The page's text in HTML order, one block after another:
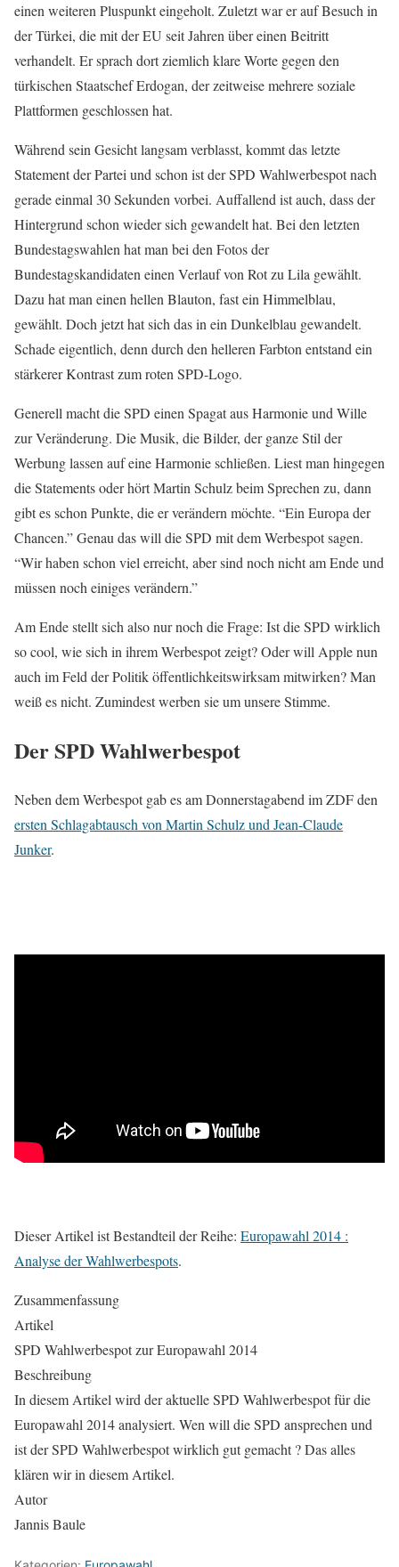
einen weiteren Pluspunkt eingeholt. Zuletzt war er auf Besuch in
der Türkei, die mit der EU seit Jahren über einen Beitritt
verhandelt. Er sprach dort ziemlich klare Worte gegen den
türkischen Staatschef Erdogan, der zeitweise mehrere soziale
Plattformen geschlossen hat.
Während sein Gesicht langsam verblasst, kommt das letzte
Statement der Partei und schon ist der SPD Wahlwerbespot nach
gerade einmal 30 Sekunden vorbei. Auffallend ist auch, dass der
Hintergrund schon wieder sich gewandelt hat. Bei den letzten
Bundestagswahlen hat man bei den Fotos der
Bundestagskandidaten einen Verlauf von Rot zu Lila gewählt.
Dazu hat man einen hellen Blauton, fast ein Himmelblau,
gewählt. Doch jetzt hat sich das in ein Dunkelblau gewandelt.
Schade eigentlich, denn durch den helleren Farbton entstand ein
stärkerer Kontrast zum roten SPD-Logo.
Generell macht die SPD einen Spagat aus Harmonie und Wille
zur Veränderung. Die Musik, die Bilder, der ganze Stil der
Werbung lassen auf eine Harmonie schließen. Liest man hingegen
die Statements oder hört Martin Schulz beim Sprechen zu, dann
gibt es schon Punkte, die er verändern möchte. “Ein Europa der
Chancen.” Genau das will die SPD mit dem Werbespot sagen.
“Wir haben schon viel erreicht, aber sind noch nicht am Ende und
müssen noch einiges verändern.”
Am Ende stellt sich also nur noch die Frage: Ist die SPD wirklich
so cool, wie sich in ihrem Werbespot zeigt? Oder will Apple nun
auch im Feld der Politik öffentlichkeitswirksam mitwirken? Man
weiß es nicht. Zumindest werben sie um unsere Stimme.
Der SPD Wahlwerbespot
Neben dem Werbespot gab es am Donnerstagabend im ZDF den
ersten Schlagabtausch von Martin Schulz und Jean-Claude
Junker.
Dieser Artikel ist Bestandteil der Reihe: Europawahl 2014 :
Analyse der Wahlwerbespots.
Zusammenfassung
Artikel
SPD Wahlwerbespot zur Europawahl 2014
Beschreibung
In diesem Artikel wird der aktuelle SPD Wahlwerbespot für die
Europawahl 2014 analysiert. Wen will die SPD ansprechen und
ist der SPD Wahlwerbespot wirklich gut gemacht ? Das alles
klären wir in diesem Artikel.
Autor
Jannis Baule